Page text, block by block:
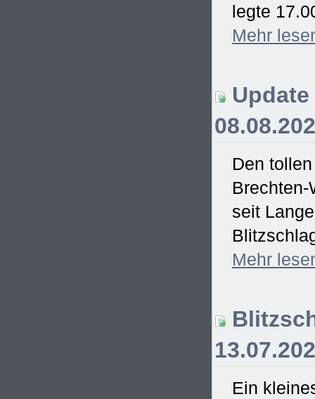
legte
Mehr
Den
Brechten-
seit
Mehr
Ein